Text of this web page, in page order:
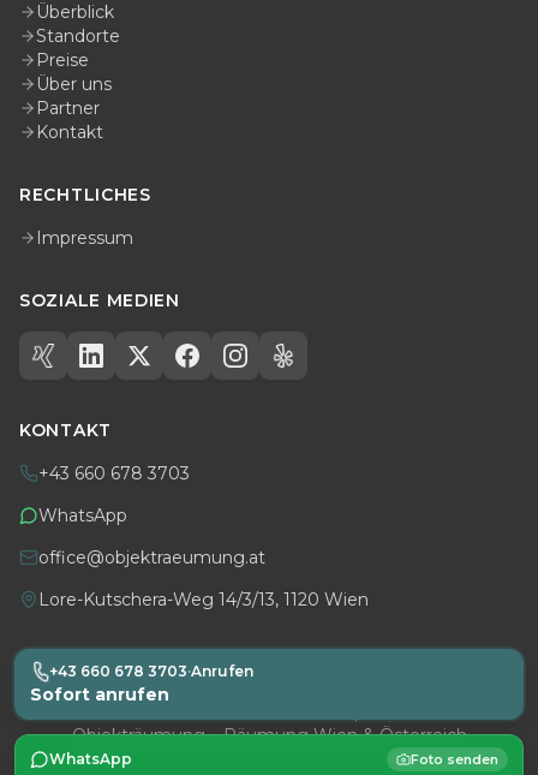
Überblick
Standorte
Preise
Über uns
Partner
Kontakt
RECHTLICHES
Impressum
SOZIALE MEDIEN
KONTAKT
+43 660 678 3703
WhatsApp
office@objektraeumung.at
Lore-Kutschera-Weg 14/3/13, 1120 Wien
Objekträumung – Räumung Wien & Österreich
+43 660 678 3703·Anrufen
Sofort anrufen
WhatsApp Foto senden